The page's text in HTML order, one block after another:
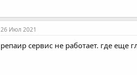
26 Июл 2021
репаир сервис не работает. где еще